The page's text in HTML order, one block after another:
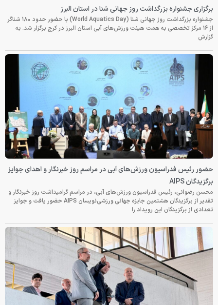
برگزاری جشنواره بزرگداشت روز جهانی شنا در استان البرز
جشنواره بزرگداشت روز جهانی شنا (World Aquatics Day) با حضور حدود ۱۸۰ شناگر
از ۱۶ مرکز تخصصی به همت هیئت ورزش‌های آبی استان البرز در کرج برگزار شد. به
گزارش
حضور رئیس فدراسیون ورزش‌های آبی در مراسم روز خبرنگار و اهدای جوایز
برگزیدگان AIPS
محسن رضوانی، رئیس فدراسیون ورزش‌های آبی، در مراسم گرامیداشت روز خبرنگار و
تقدیر از برگزیدگان هشتمین جایزه جهانی ورزشی‌نویسان AIPS حضور یافت و جوایز
تعدادی از برگزیدگان این رویداد را